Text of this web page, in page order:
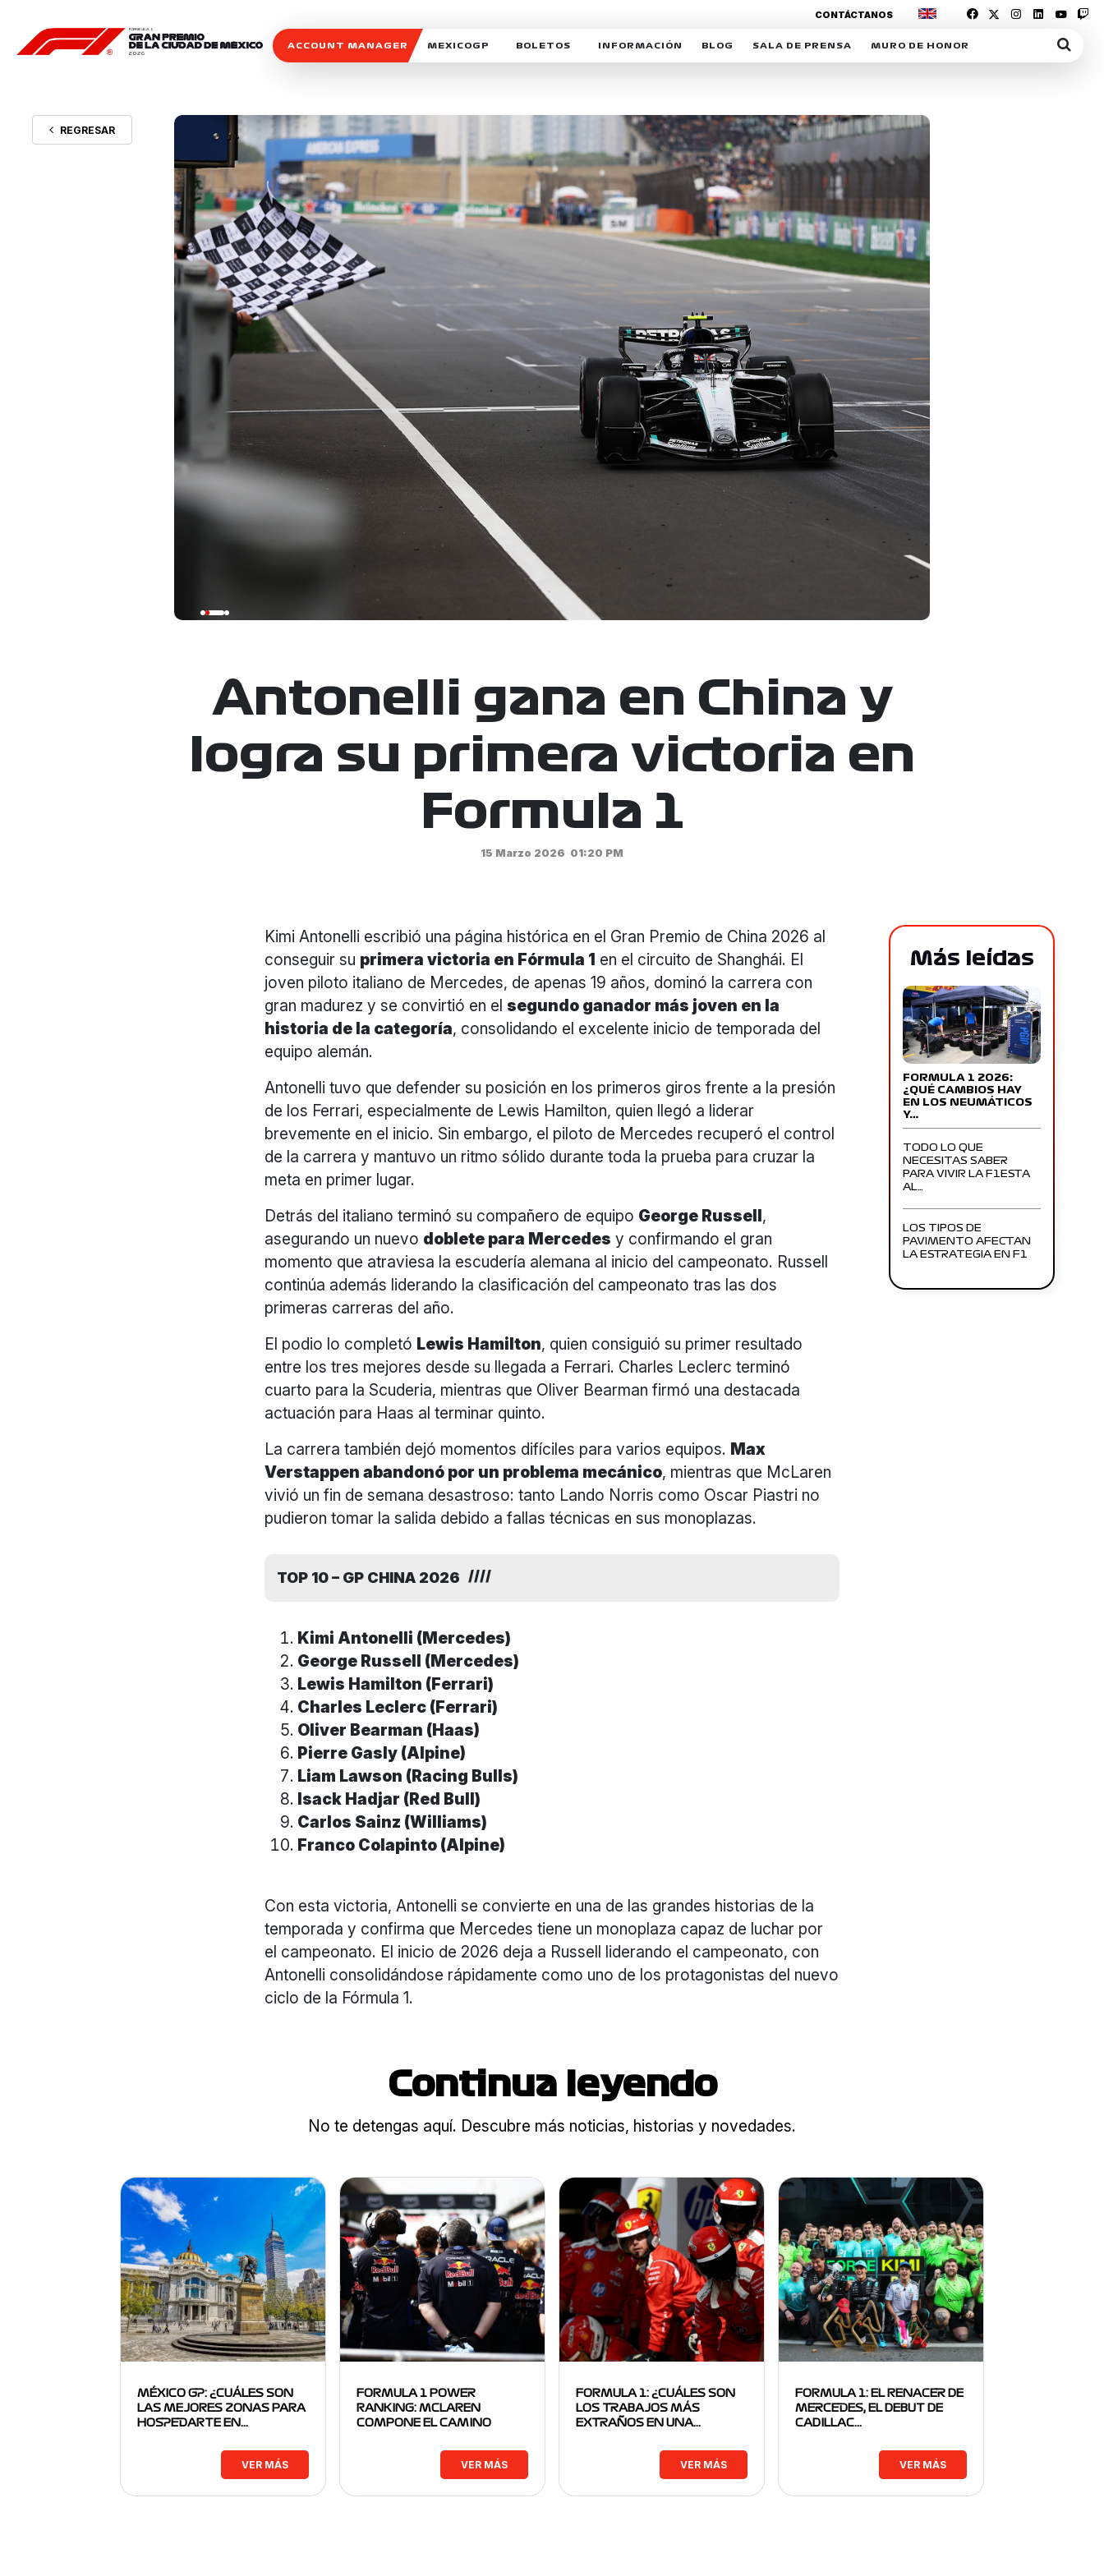
ACCOUNT MANAGER MEXICOGP
SOSTENIBILIDAD
CELEBRA CON NOSOTROS
BOLETOS INFORMACIÓN
DERECHO DE PRIMERA OPCIÓN
REFORESTEMOS JUNTOS
MOTORSPORT ACADEMY
VOLUNTARIOS
EXPOSICIÓN FOTOGRÁFICA
LEGALES TICKETMASTER
BLOG
MEXICOGP
INTERACTIVOS
SALA DE PRENSA
ACREDITACIONES
MURO DE HONOR
CONTÁCTANOS
REGRESAR
Antonelli gana en China y
logra su primera victoria en
Formula 1
15 Marzo 2026 01:20 PM
Kimi Antonelli escribió una página histórica en el Gran Premio de China 2026 al
conseguir su primera victoria en Fórmula 1 en el circuito de Shanghái. El
joven piloto italiano de Mercedes, de apenas 19 años, dominó la carrera con
gran madurez y se convirtió en elsegundo ganador más joven en la
historia de la categoría, consolidando el excelente inicio de temporada del
equipo alemán.
Antonelli tuvo que defender su posición en los primeros giros frente a la presión
de los Ferrari, especialmente de Lewis Hamilton, quien llegó a liderar
brevemente en el inicio. Sin embargo, el piloto de Mercedes recuperó el control
de la carrera y mantuvo un ritmo sólido durante toda la prueba para cruzar la
meta en primer lugar.
Detrás del italiano terminó su compañero de equipo George Russell,
asegurando un nuevo doblete para Mercedes y confirmando el gran
momento que atraviesa la escudería alemana al inicio del campeonato. Russell
continúa además liderando la clasificación del campeonato tras las dos
primeras carreras del año.
El podio lo completó Lewis Hamilton, quien consiguió su primer resultado
entre los tres mejores desde su llegada a Ferrari. Charles Leclerc terminó
cuarto para la Scuderia, mientras que Oliver Bearman firmó una destacada
actuación para Haas al terminar quinto.
La carrera también dejó momentos difíciles para varios equipos. Max
Verstappen abandonó por un problema mecánico, mientras que McLaren
vivió un fin de semana desastroso: tanto Lando Norris como Oscar Piastri no
pudieron tomar la salida debido a fallas técnicas en sus monoplazas.
TOP 10 – GP CHINA 2026
Kimi Antonelli (Mercedes)
George Russell (Mercedes)
Lewis Hamilton (Ferrari)
Charles Leclerc (Ferrari)
Oliver Bearman (Haas)
Pierre Gasly (Alpine)
Liam Lawson (Racing Bulls)
Isack Hadjar (Red Bull)
Carlos Sainz (Williams)
Franco Colapinto (Alpine)
Con esta victoria, Antonelli se convierte en una de las grandes historias de la
temporada y confirma que Mercedes tiene un monoplaza capaz de luchar por
el campeonato. El inicio de 2026 deja a Russell liderando el campeonato, con
Antonelli consolidándose rápidamente como uno de los protagonistas del nuevo
ciclo de la Fórmula 1.
Más leídas
FORMULA 1 2026:
¿QUÉ CAMBIOS HAY
EN LOS NEUMÁTICOS
Y…
TODO LO QUE
NECESITAS SABER
PARA VIVIR LA F1ESTA
AL…
LOS TIPOS DE
PAVIMENTO AFECTAN
LA ESTRATEGIA EN F1
Continua leyendo
No te detengas aquí. Descubre más noticias, historias y novedades.
MÉXICO GP: ¿CUÁLES SON
LAS MEJORES ZONAS PARA
HOSPEDARTE EN…
VER MÁS
FORMULA 1 POWER
RANKING: MCLAREN
COMPONE EL CAMINO
VER MÁS
FORMULA 1: ¿CUÁLES SON
LOS TRABAJOS MÁS
EXTRAÑOS EN UNA…
VER MÁS
FORMULA 1: EL RENACER DE
MERCEDES, EL DEBUT DE
CADILLAC…
VER MÁS